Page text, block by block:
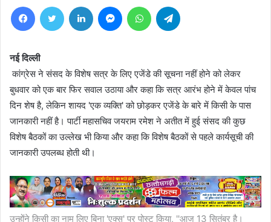
FacebookTwitter LinkedIn MessengerWhatsApp
नई दिल्ली
कांग्रेस ने संसद के विशेष सत्र के लिए एजेंडे की सूचना नहीं होने को लेकर
बुधवार को एक बार फिर सवाल उठाया और कहा कि सत्र आरंभ होने में केवल पांच
दिन शेष है, लेकिन शायद 'एक व्यक्ति' को छोड़कर एजेंडे के बारे में किसी के पास
जानकारी नहीं है। पार्टी महासचिव जयराम रमेश ने अतीत में हुई संसद की कुछ
विशेष बैठकों का उल्लेख भी किया और कहा कि विशेष बैठकों से पहले कार्यसूची की
जानकारी उपलब्ध होती थी।
उन्होंने किसी का नाम लिए बिना 'एक्स' पर पोस्ट किया, ''आज 13 सितंबर है।